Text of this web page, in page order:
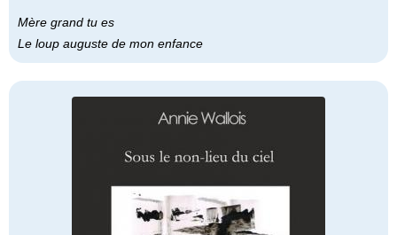
Mère grand tu es
Le loup auguste de mon enfance